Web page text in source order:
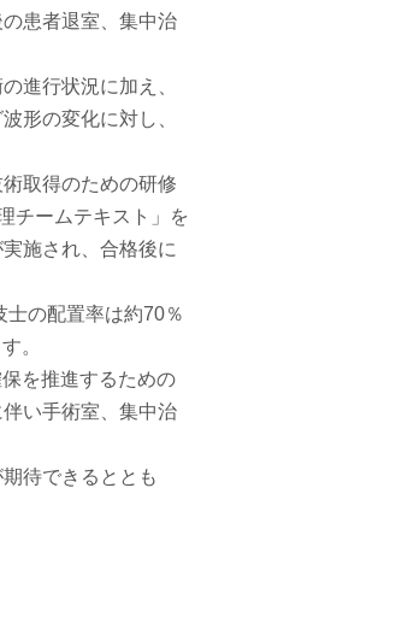
患者退室、集中治
進行状況に加え、
形の変化に対し、
取得のための研修
チームテキスト」を
施され、合格後に
の配置率は約70％
。
を推進するための
い手術室、集中治
待できるととも